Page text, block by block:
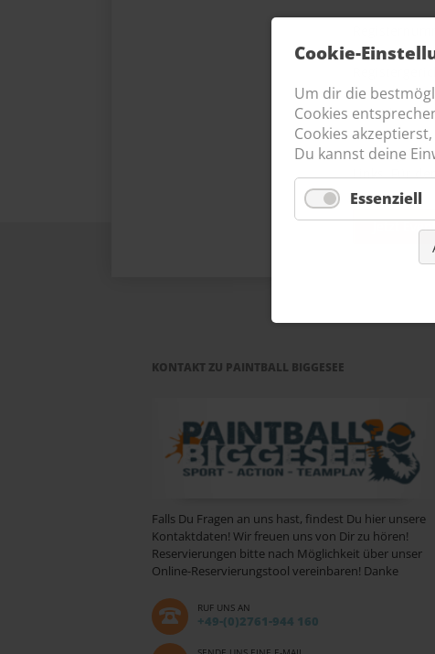
Ust.-IdNr/
Links. Für
Jetzt
KONTAKT ZU PAINTBALL BIGGESEE
Falls Du Fragen an uns hast, findest Du hier unsere
Kontaktdaten! Wir freuen uns von Dir zu hören!
Reservierungen bitte nach Möglichkeit über unser
Online-Reservierungstool vereinbaren! Danke
RUF UNS AN
+49-(0)2761-944 160
Cookie-
Um dir die
Cookies
Cookies akzeptierst
Du kannst deine
Essenziell